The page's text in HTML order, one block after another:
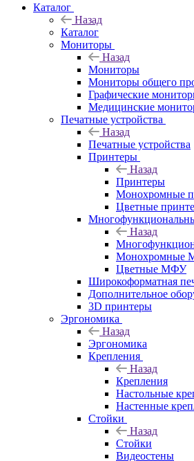
Каталог
Назад
Каталог
Мониторы
Назад
Мониторы
Мониторы общего
Графические
Медицинские
Печатные устройства
Назад
Печатные устройства
Принтеры
Назад
Принтеры
Моноxромныe
Цвeтныe
Назад
Монохромные
Цветные МФУ
Широкоформатная
Дополнительное
3D принтеры
Эргономика
Назад
Эргономика
Крепления
Назад
Крепления
Настольные
Настенные
Стойки
Назад
Стойки
Видеостены